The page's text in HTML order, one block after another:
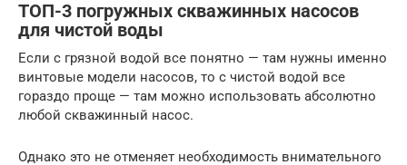
ТОП-3 погружных скважинных насосов
для чистой воды
Если с грязной водой все понятно — там нужны именно
винтовые модели насосов, то с чистой водой все
гораздо проще — там можно использовать абсолютно
любой скважинный насос.
Однако это не отменяет необходимость внимательного